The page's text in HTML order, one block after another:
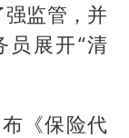
监管，并
员展开“清
《保险代